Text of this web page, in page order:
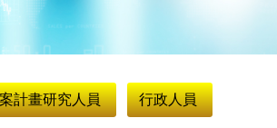
計畫研究人員 行政人員